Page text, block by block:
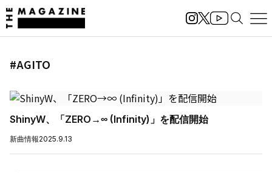
#AGITO
ShinyW、「ZERO→∞ (Infinity)」を配信開始
新曲情報2025.9.13